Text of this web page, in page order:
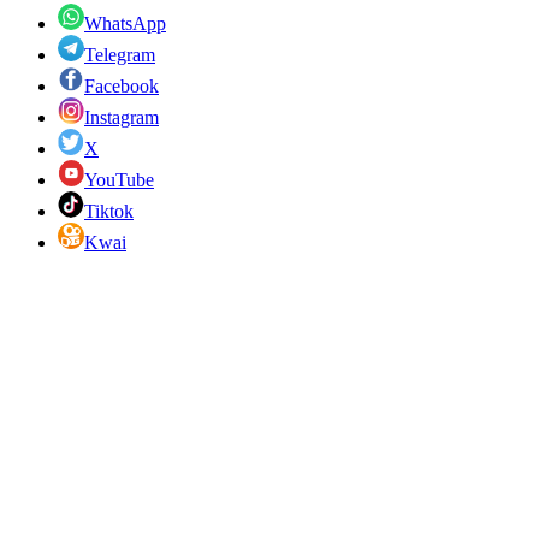
WhatsApp
Telegram
Facebook
Instagram
X
YouTube
Tiktok
Kwai